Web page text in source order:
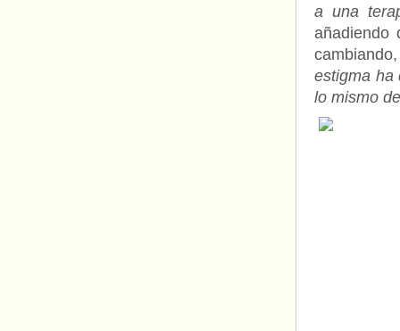
a una
añadiendo
estigma ha
lo mismo